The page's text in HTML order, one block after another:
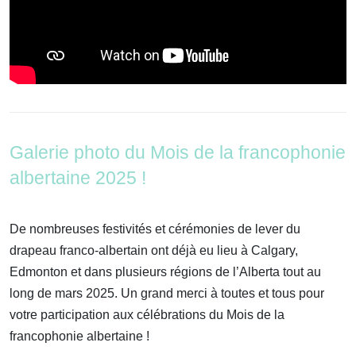
Galerie photo du Mois de la francophonie
albertaine 2025 !
De nombreuses festivités et cérémonies de lever du
drapeau franco-albertain ont déjà eu lieu à Calgary,
Edmonton et dans plusieurs régions de l’Alberta tout au
long de mars 2025. Un grand merci à toutes et tous pour
votre participation aux célébrations du Mois de la
francophonie albertaine !